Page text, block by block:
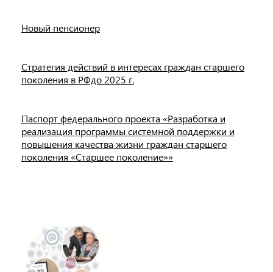
Новый пенсионер
Стратегия действий в интересах граждан старшего
поколения в РФдо 2025 г.
Паспорт федерального проекта «Разработка и
реализация программы системной поддержки и
повышения качества жизни граждан старшего
поколения «Старшее поколение»»